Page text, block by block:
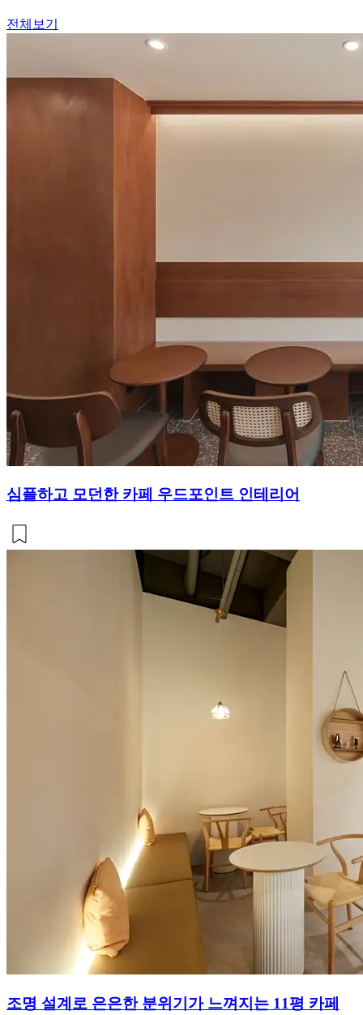
전체보기
심플하고 모던한 카페 우드포인트 인테리어
조명 설계로 은은한 분위기가 느껴지는 11평 카페